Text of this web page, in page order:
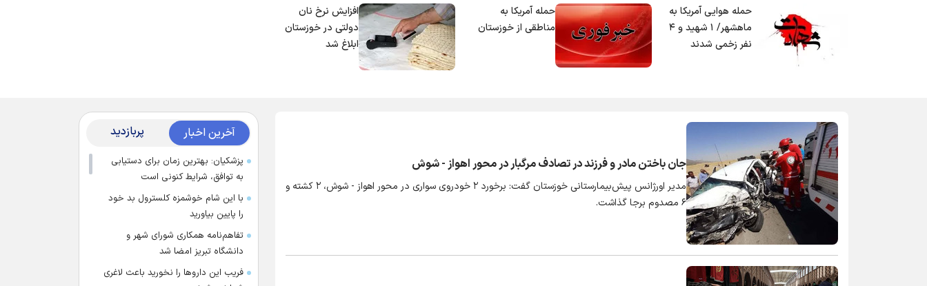
فاصله دارد می‌رسد. در حال آماده
کردن خود هستیم تا برد موشک‌های
ما حتی تا ۱۵ هزار کیلومتر افزایش
یابد که عمق آمریکا را هدف قرار
می‌کنیم تا مردم آمریکا نیز موشک
خوردن را ببینند و بدانند که به خاک
و خون کشیده شدن یعنی چه.
حمله هوایی آمریکا به
ماهشهر/ ۱ شهید و ۴
نفر زخمی شدند
حمله آمریکا به
مناطقی از خوزستان
افزایش نرخ نان
دولتی در خوزستان
ابلاغ شد
جان باختن مادر و فرزند در تصادف مرگبار در محور اهواز - شوش
مدیر اورژانس پیش‌بیمارستانی خوزستان گفت: برخورد ۲ خودروی سواری در محور اهواز - شوش، ۲ کشته و
۶ مصدوم برجا گذاشت.
آخرین اخبار پربازدید
پزشکیان: بهترین زمان برای دستیابی
به توافق، شرایط کنونی است
با این شام خوشمزه کلسترول بد خود
را پایین بیاورید
تفاهم‌نامه همکاری شورای شهر و
دانشگاه تبریز امضا شد
فریب این دارو‌ها را نخورید باعث لاغری